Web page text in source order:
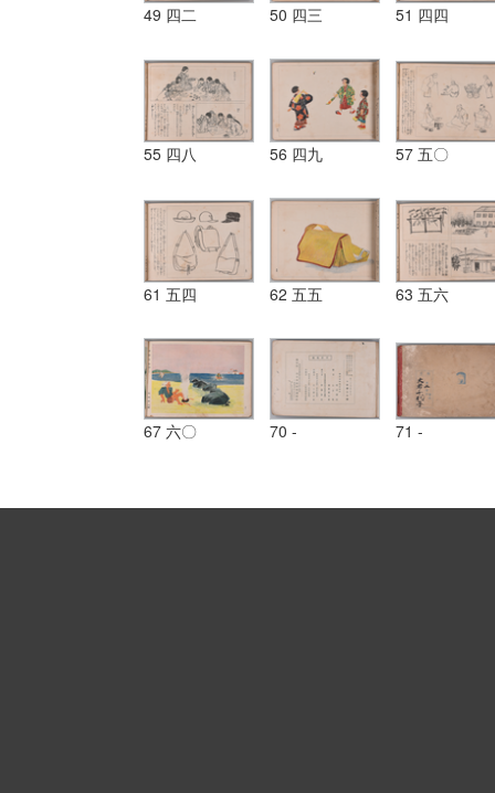
49 四二 50 四三 51 四四
55 四八 56 四九 57 五〇
61 五四 62 五五 63 五六
67 六〇 70 - 71 -